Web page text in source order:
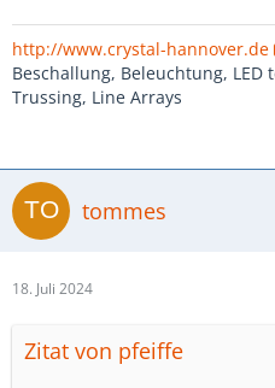
http://www.crystal-hannover.de
Beschallung, Beleuchtung, LED
Trussing, Line Arrays
tommes
18. Juli 2024
Zitat von pfeiffe